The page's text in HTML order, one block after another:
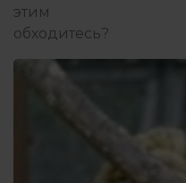
этим
обходитесь?